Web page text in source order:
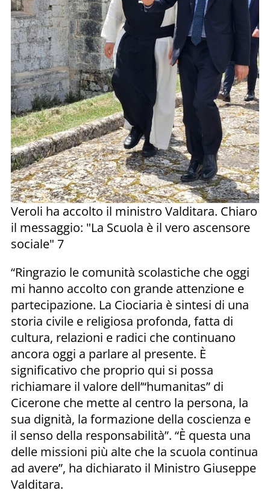
Veroli ha accolto il ministro Valditara. Chiaro
il messaggio: "La Scuola è il vero ascensore
sociale" 7
“Ringrazio le comunità scolastiche che oggi
mi hanno accolto con grande attenzione e
partecipazione. La Ciociaria è sintesi di una
storia civile e religiosa profonda, fatta di
cultura, relazioni e radici che continuano
ancora oggi a parlare al presente. È
significativo che proprio qui si possa
richiamare il valore dell’“humanitas” di
Cicerone che mette al centro la persona, la
sua dignità, la formazione della coscienza e
il senso della responsabilità”. “È questa una
delle missioni più alte che la scuola continua
ad avere”, ha dichiarato il Ministro Giuseppe
Valditara.